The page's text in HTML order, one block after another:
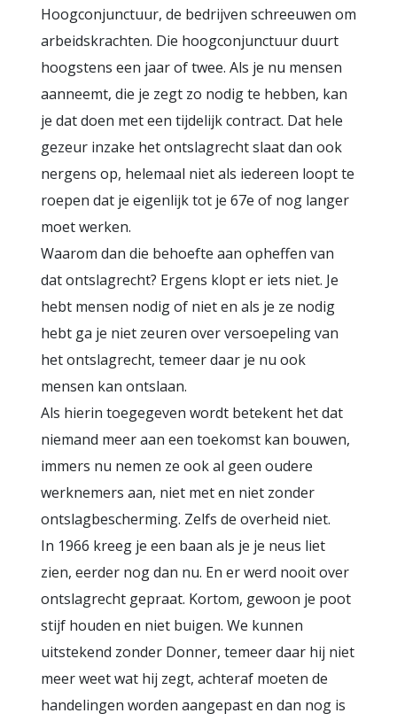
Hoogconjunctuur, de bedrijven schreeuwen om
arbeidskrachten. Die hoogconjunctuur duurt
hoogstens een jaar of twee. Als je nu mensen
aanneemt, die je zegt zo nodig te hebben, kan
je dat doen met een tijdelijk contract. Dat hele
gezeur inzake het ontslagrecht slaat dan ook
nergens op, helemaal niet als iedereen loopt te
roepen dat je eigenlijk tot je 67e of nog langer
moet werken.
Waarom dan die behoefte aan opheffen van
dat ontslagrecht? Ergens klopt er iets niet. Je
hebt mensen nodig of niet en als je ze nodig
hebt ga je niet zeuren over versoepeling van
het ontslagrecht, temeer daar je nu ook
mensen kan ontslaan.
Als hierin toegegeven wordt betekent het dat
niemand meer aan een toekomst kan bouwen,
immers nu nemen ze ook al geen oudere
werknemers aan, niet met en niet zonder
ontslagbescherming. Zelfs de overheid niet.
In 1966 kreeg je een baan als je je neus liet
zien, eerder nog dan nu. En er werd nooit over
ontslagrecht gepraat. Kortom, gewoon je poot
stijf houden en niet buigen. We kunnen
uitstekend zonder Donner, temeer daar hij niet
meer weet wat hij zegt, achteraf moeten de
handelingen worden aangepast en dan nog is